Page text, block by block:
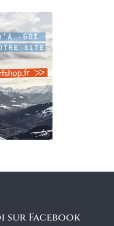
sur Facebook